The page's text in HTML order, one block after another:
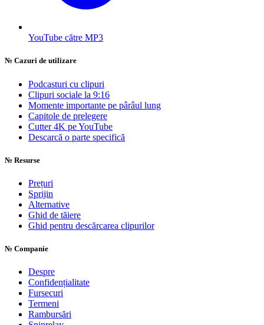
YouTube către MP3
№ Cazuri de utilizare
Podcasturi cu clipuri
Clipuri sociale la 9:16
Momente importante pe pârâul lung
Capitole de prelegere
Cutter 4K pe YouTube
Descarcă o parte specifică
№ Resurse
Prețuri
Sprijin
Alternative
Ghid de tăiere
Ghid pentru descărcarea clipurilor
№ Companie
Despre
Confidențialitate
Fursecuri
Termeni
Rambursări